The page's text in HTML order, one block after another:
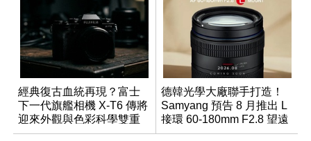
經典復古血統再現？富士
下一代旗艦相機 X-T6 傳將
迎來外觀與色彩科學雙重
優化
德韓光學大廠聯手打造！
Samyang 預告 8 月推出 L
接環 60-180mm F2.8 望遠
變焦鏡